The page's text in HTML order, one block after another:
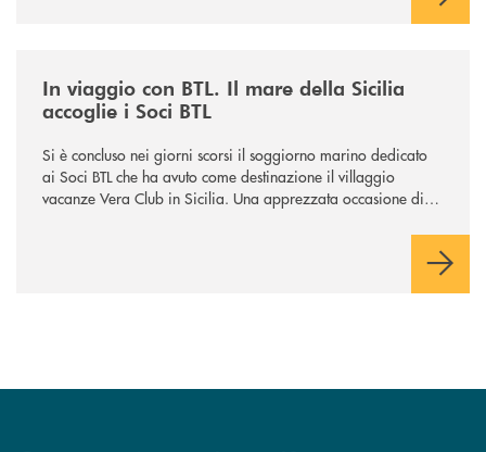
In viaggio con BTL. Il mare della Sicilia
accoglie i Soci BTL
Si è concluso nei giorni scorsi il soggiorno marino dedicato
ai Soci BTL che ha avuto come destinazione il villaggio
vacanze Vera Club in Sicilia. Una apprezzata occasione di